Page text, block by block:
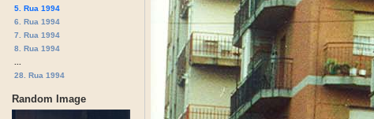
5. Rua 1994
6. Rua 1994
7. Rua 1994
8. Rua 1994
28. Rua 1994
Random Image